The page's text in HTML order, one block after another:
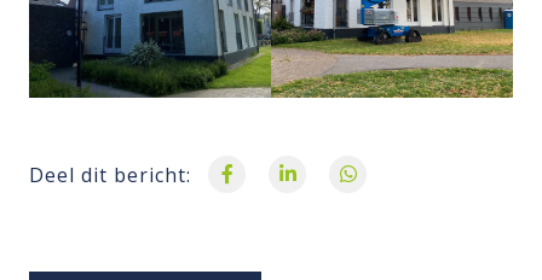
Deel dit bericht: